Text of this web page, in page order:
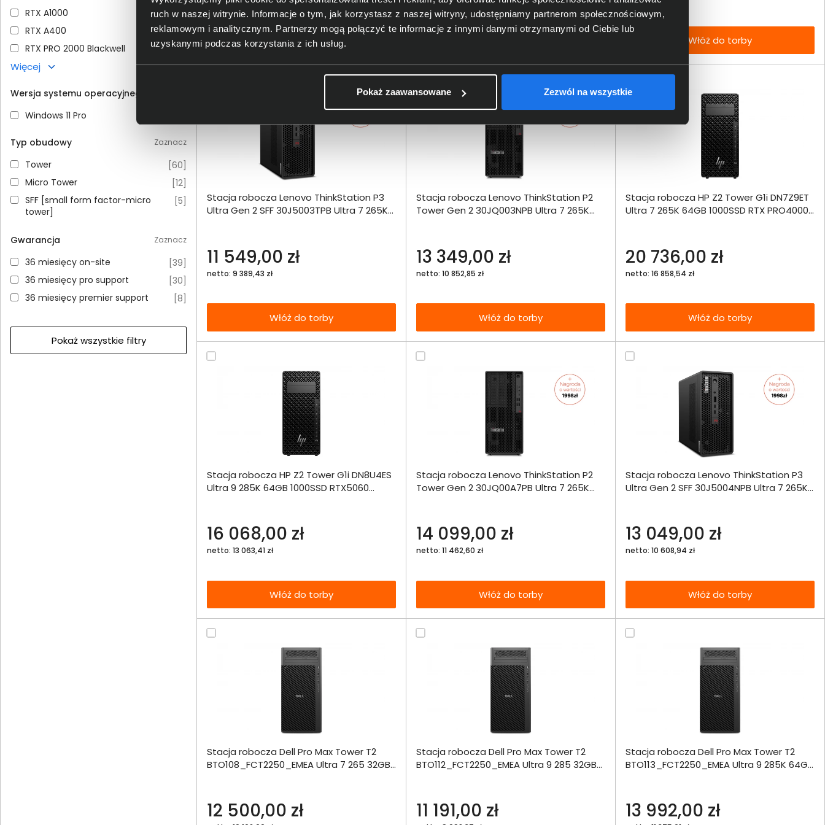
ruch w naszej witrynie. Informacje o tym, jak korzystasz z naszej witryny, udostępniamy partnerom społecznościowym,
reklamowym i analitycznym. Partnerzy mogą połączyć te informacje z innymi danymi otrzymanymi od Ciebie lub
uzyskanymi podczas korzystania z ich usług.
Pokaż zaawansowane Zezwól na wszystkie
RTX A1000
RTX A1000 [11]
RTX A400
RTX A400 [8]
RTX PRO 2000 Blackwell
RTX PRO 2000 Blackwell [4]
Więcej
Wersja systemu operacyjnego
Windows 11 Pro
Windows 11 Pro
Typ obudowy Zaznacz
TowerTower [60]
Micro Tower
Micro Tower [12]
SFF [small form factor-micro tower]
SFF [small form factor-micro
tower]
[5]
Gwarancja Zaznacz
36 miesięcy on-site
36 miesięcy on-site [39]
36 miesięcy pro support
36 miesięcy pro support [30]
36 miesięcy premier support
36 miesięcy premier support [8]
Pokaż wszystkie filtry
Włóż do torby Włóż do torby
Dodaj do porównania
Omówienie
Stacja robocza Lenovo ThinkStation P3
Ultra Gen 2 SFF 30J5003TPB Ultra 7 265K
11 549,00 zł
netto: 9 389,43 zł
Włóż do torby
Włóż do
Dodaj do porównania
Omówienie
Stacja robocza Lenovo ThinkStation P2
Tower Gen 2 30JQ003NPB Ultra 7 265K
13 349,00 zł
netto: 10 852,85 zł
Włóż do torby
Włóż do
Dodaj do porównania
Omówienie
Stacja robocza HP Z2 Tower G1i DN7Z9ET
Ultra 7 265K 64GB 1000SSD RTX PRO4000
20 736,00 zł
netto: 16 858,54 zł
Włóż do torby
Stacja robocza HP Z2 Tower G1i DN8U4ES
Ultra 9 285K 64GB 1000SSD RTX5060
16 068,00 zł
netto: 13 063,41 zł
Włóż do torby
Włóż do
torby
Dodaj do porównania
Omówienie
Stacja robocza Lenovo ThinkStation P2
Tower Gen 2 30JQ00A7PB Ultra 7 265K
14 099,00 zł
netto: 11 462,60 zł
Włóż do torby
Włóż do
torby
Dodaj do porównania
Omówienie
Stacja robocza Lenovo ThinkStation P3
Ultra Gen 2 SFF 30J5004NPB Ultra 7 265K
13 049,00 zł
netto: 10 608,94 zł
Włóż do torby
Stacja robocza Dell Pro Max Tower T2
BTO108_FCT2250_EMEA Ultra 7 265 32GB
12 500,00 zł
Zapytaj o
dostępność
Dodaj do porównania
Omówienie
Stacja robocza Dell Pro Max Tower T2
BTO112_FCT2250_EMEA Ultra 9 285 32GB
11 191,00 zł
Zapytaj o
dostępność
Dodaj do porównania
Omówienie
Stacja robocza Dell Pro Max Tower T2
BTO113_FCT2250_EMEA Ultra 9 285K 64GB
13 992,00 zł